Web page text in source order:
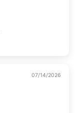
07/14/2026